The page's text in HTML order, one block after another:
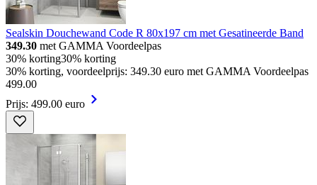
Sealskin Douchewand Code R 80x197 cm met Gesatineerde Band
349.30 met GAMMA Voordeelpas
30% korting30% korting
30% korting, voordeelprijs: 349.30 euro met GAMMA Voordeelpas
499.00
Prijs: 499.00 euro